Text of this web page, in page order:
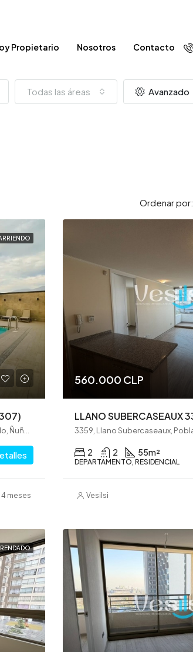
Propietario Nosotros Contacto
Todas las áreas Avanzado
Ordenar por:
3886, Avenida Pedro de Valdivia, Barrio Eusebio Lillo, Ñuñoa, Santiago, Provincia de Santiago, Región Metropolitana de Santiago, 7750000, Chile
4 meses
560.000 CLP
2 2 55m²
DEPARTAMENTO, RESIDENCIAL
Vesilsi